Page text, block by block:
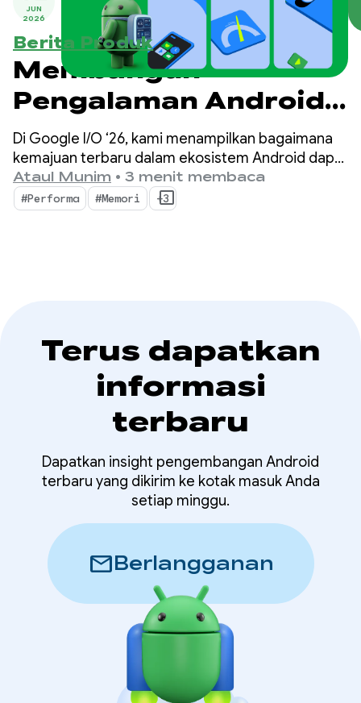
JUN
2026
Berita Produk
Membangun
Pengalaman Android
Premium di Google I/O
‘26
Di Google I/O ‘26, kami menampilkan bagaimana
kemajuan terbaru dalam ekosistem Android dapat
membantu Anda meningkatkan kualitas aplikasi
sekaligus memaksimalkan efisiensi
pengembangan.
Ataul Munim • 3 menit membaca
#Performa #Memori +3
Terus dapatkan
informasi
terbaru
Dapatkan insight pengembangan Android
terbaru yang dikirim ke kotak masuk Anda
setiap minggu.
mailBerlangganan